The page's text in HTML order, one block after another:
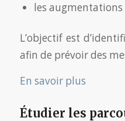
les
L’objectif est
afin de prévoir des
En savoir plus
Étudier les